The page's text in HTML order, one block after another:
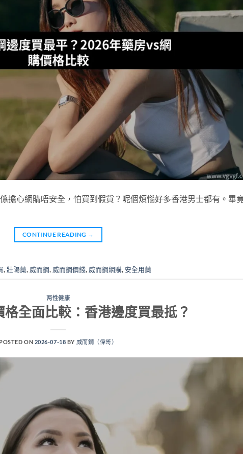
擔心網購唔安全，怕買到假貨？呢個煩惱好多香港男士都有。畢
CONTINUE READING →
,壯陽藥, 威而鋼, 威而鋼價錢, 威而鋼網購,安全用藥
两性健康
格全面比較：香港邊度買最抵？
ON 2026-07-18 BY 威而鋼（偉哥）